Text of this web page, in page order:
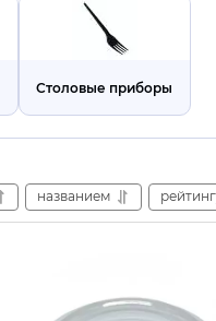
Столовые приборы
названием